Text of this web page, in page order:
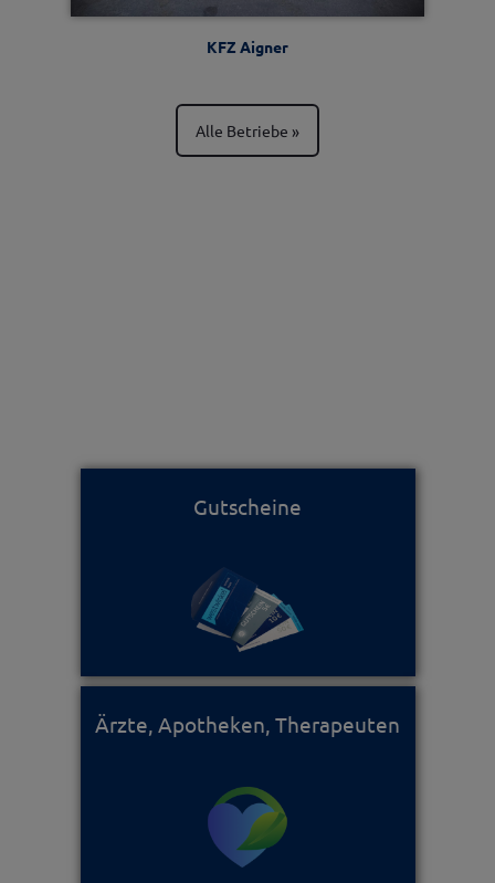
KFZ Aigner
Alle Betriebe
Gutscheine
Ärzte, Apotheken, Therapeuten